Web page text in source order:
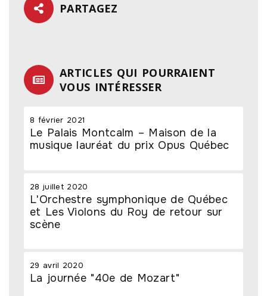
PARTAGEZ
ARTICLES QUI POURRAIENT
VOUS INTÉRESSER
8 février 2021
Le Palais Montcalm – Maison de la
musique lauréat du prix Opus Québec
28 juillet 2020
L'Orchestre symphonique de Québec
et Les Violons du Roy de retour sur
scène
29 avril 2020
La journée "40e de Mozart"